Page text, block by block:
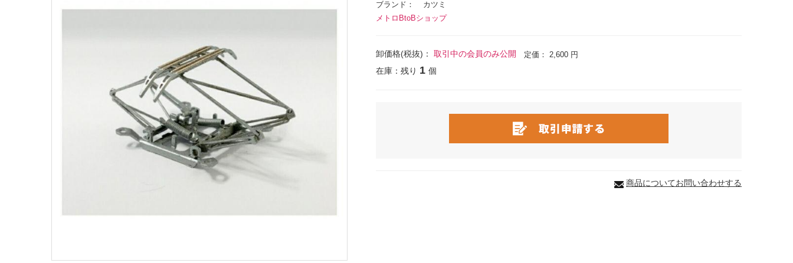
ブランド
カツミ
メトロBtoBショップ
卸価格(税抜)： 取引中の会員のみ公開 定価： 2,600 円
在庫：残り 1 個
商品についてお問い合わせする